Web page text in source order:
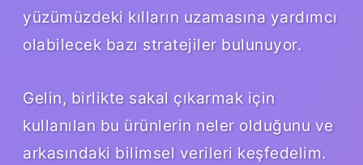
yüzümüzdeki kılların uzamasına yardımcı
olabilecek bazı stratejiler bulunuyor.
Gelin, birlikte sakal çıkarmak için
kullanılan bu ürünlerin neler olduğunu ve
arkasındaki bilimsel verileri keşfedelim.